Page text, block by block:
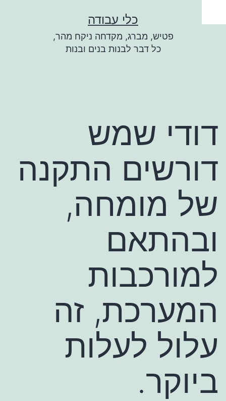
לתוכן
כלי עבודה
פטיש, מברג, מקדחה ניקח מהר,
כל דבר לבנות בנים ובנות
דודי שמש
דורשים התקנה
של מומחה,
ובהתאם
למורכבות
המערכת, זה
עלול לעלות
ביוקר.